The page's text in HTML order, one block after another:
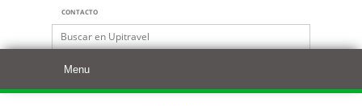
CONTACTO